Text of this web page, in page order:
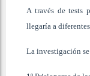
A través de tests
llegaría a
La investigación